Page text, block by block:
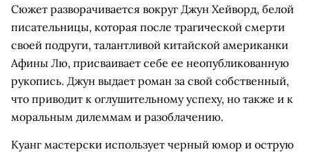
Сюжет разворачивается вокруг Джун Хейворд, белой
писательницы, которая после трагической смерти
своей подруги, талантливой китайской американки
Афины Лю, присваивает себе ее неопубликованную
рукопись. Джун выдает роман за свой собственный,
что приводит к оглушительному успеху, но также и к
моральным дилеммам и разоблачению.
Куанг мастерски использует черный юмор и острую